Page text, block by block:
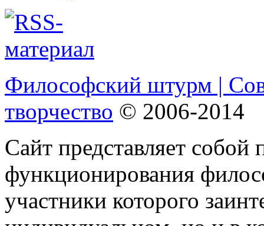
Философский штурм |
творчество © 2006-2014
Сайт представляет собой
функционирования
участники которого